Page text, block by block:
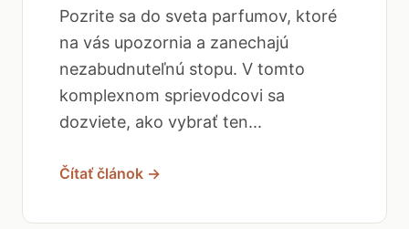
Pozrite sa do sveta parfumov, ktoré
na vás upozornia a zanechajú
nezabudnuteľnú stopu. V tomto
komplexnom sprievodcovi sa
dozviete, ako vybrať ten...
Čítať článok →